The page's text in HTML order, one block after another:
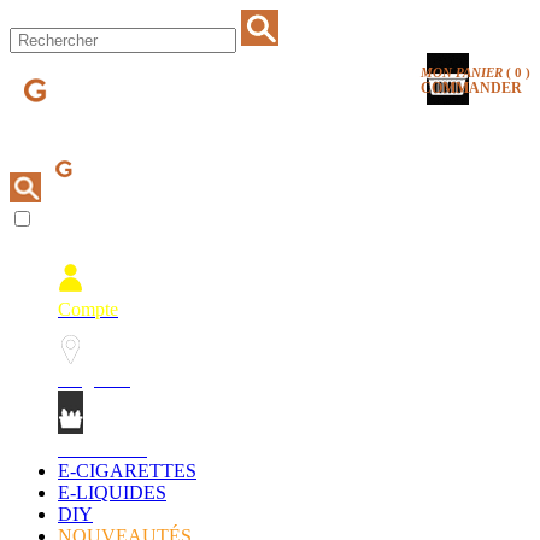
MON PANIER ( 0 )
COMMANDER
Compte
E-CIGARETTES
E-LIQUIDES
DIY
NOUVEAUTÉS